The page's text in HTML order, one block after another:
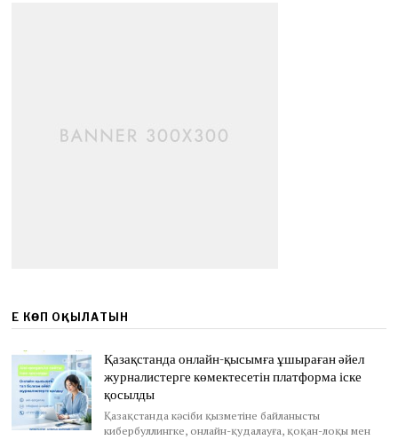
ЕҢ КӨП ОҚЫЛАТЫН
Қазақстанда онлайн-қысымға ұшыраған әйел
журналистерге көмектесетін платформа іске
қосылды
Қазақстанда кәсіби қызметіне байланысты
кибербуллингке, онлайн-қудалауға, қоқан-лоқы мен